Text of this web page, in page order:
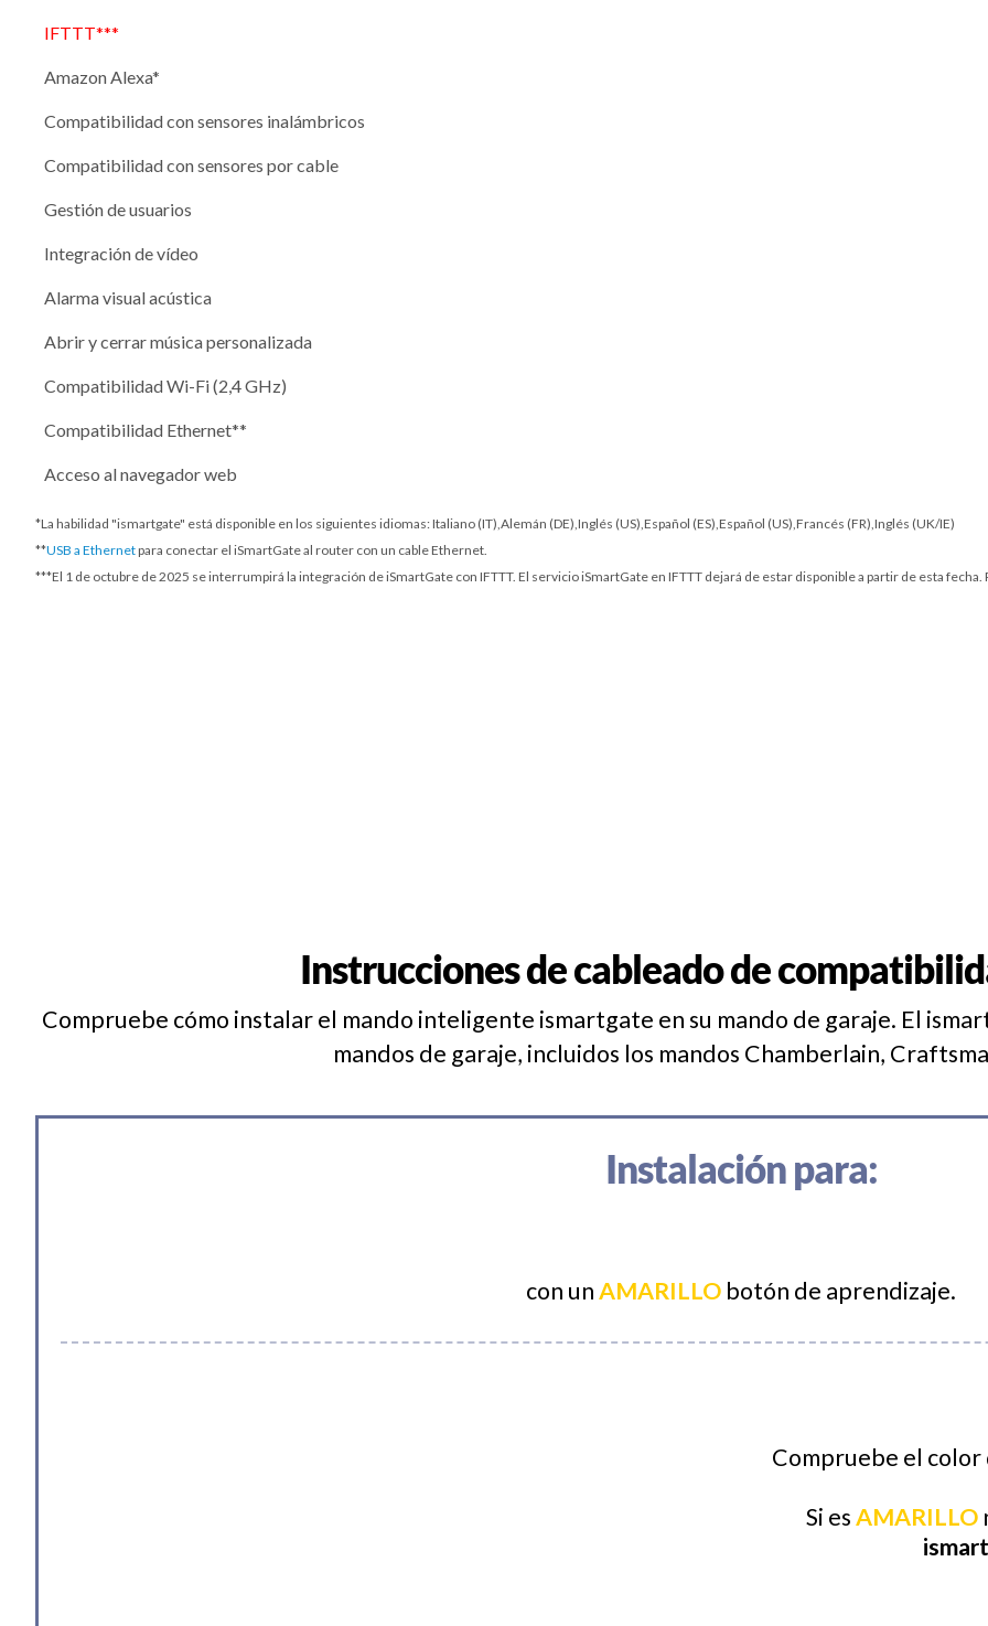
IFTTT***
Amazon Alexa*
Compatibilidad con sensores inalámbricos
Compatibilidad con sensores por cable
Gestión de usuarios
Integración de vídeo
Alarma visual acústica
Abrir y cerrar música personalizada
Compatibilidad Wi-Fi (2,4 GHz)
Compatibilidad Ethernet**
Acceso al navegador web
*La habilidad "ismartgate" está disponible en los siguientes idiomas: Italiano (IT),Alemán (DE),Inglés (US),Español (ES),Español (US),Francés (FR),Inglés (UK/IE)
**USB a Ethernetpara conectar el iSmartGate al router con un cable Ethernet.
***El 1 de octubre de 2025 se interrumpirá la integración de iSmartGate con IFTTT. El servicio iSmartGate en IFTTT dejará de estar disponible a partir de esta
Instrucciones de cableado de
Compruebe cómo instalar el mando inteligente ismartgate en su mando de garaje. El
mandos de garaje, incluidos los mandos Chamberlain,
Instalación para:
con unAMARILLO botón de aprendizaje.
Compruebe el color
Si esAMARILLO